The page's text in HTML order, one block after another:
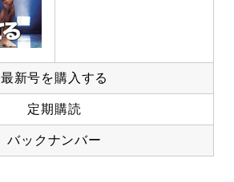
最新号を購入する
定期購読
バックナンバー